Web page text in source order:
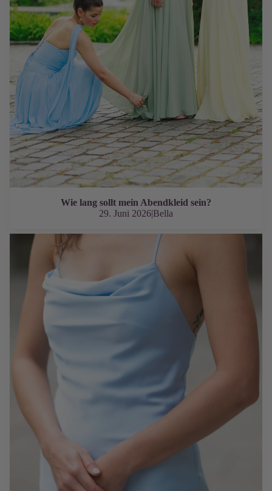
Wie lang sollt mein Abendkleid sein?
29. Juni 2026|Bella
Das perfekte schlichte Abendkleid